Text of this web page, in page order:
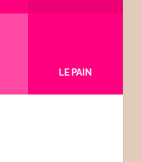
LE PAIN